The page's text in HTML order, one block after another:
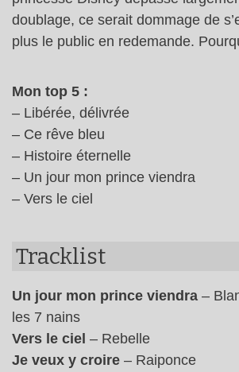
doublage, ce serait dommage de
plus le public en redemande.
Mon top 5 :
– Libérée, délivrée
– Ce rêve bleu
– Histoire éternelle
– Un jour mon prince viendra
– Vers le ciel
Tracklist
Un jour mon prince viendra –
les 7 nains
Vers le ciel – Rebelle
Je veux y croire – Raiponce